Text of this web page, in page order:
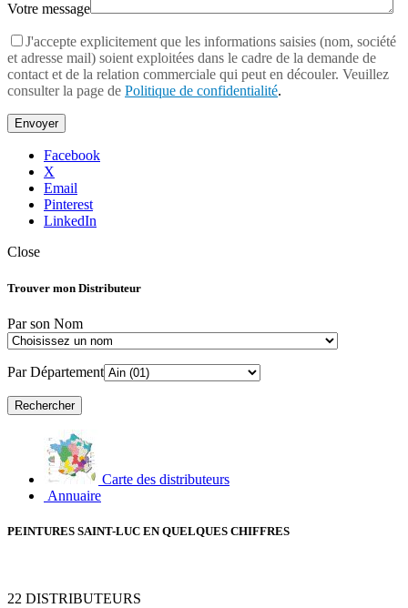
Votre message
J'accepte explicitement que les informations saisies (nom, société
et adresse mail) soient exploitées dans le cadre de la demande de
contact et de la relation commerciale qui peut en découler. Veuillez
consulter la page de Politique de confidentialité.
Facebook
X
Email
Pinterest
LinkedIn
Close
Trouver mon Distributeur
Par son Nom
Par Département
Carte des distributeurs
Annuaire
PEINTURES SAINT-LUC EN QUELQUES CHIFFRES
22 DISTRIBUTEURS